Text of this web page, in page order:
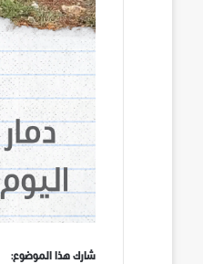
شارك هذا الموضوع: